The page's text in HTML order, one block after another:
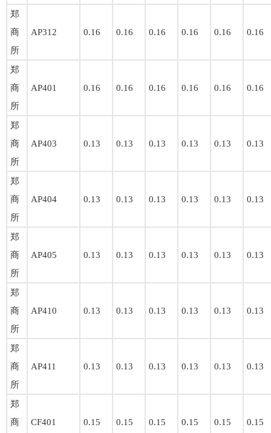
郑
商
所
AP312 0.16 0.16 0.16 0.16 0.16 0.16
郑
商
所
AP401 0.16 0.16 0.16 0.16 0.16 0.16
郑
商
所
AP403 0.13 0.13 0.13 0.13 0.13 0.13
郑
商
所
AP404 0.13 0.13 0.13 0.13 0.13 0.13
郑
商
所
AP405 0.13 0.13 0.13 0.13 0.13 0.13
郑
商
所
AP410 0.13 0.13 0.13 0.13 0.13 0.13
郑
商
所
AP411 0.13 0.13 0.13 0.13 0.13 0.13
郑
商
CF401 0.15 0.15 0.15 0.15 0.15 0.15